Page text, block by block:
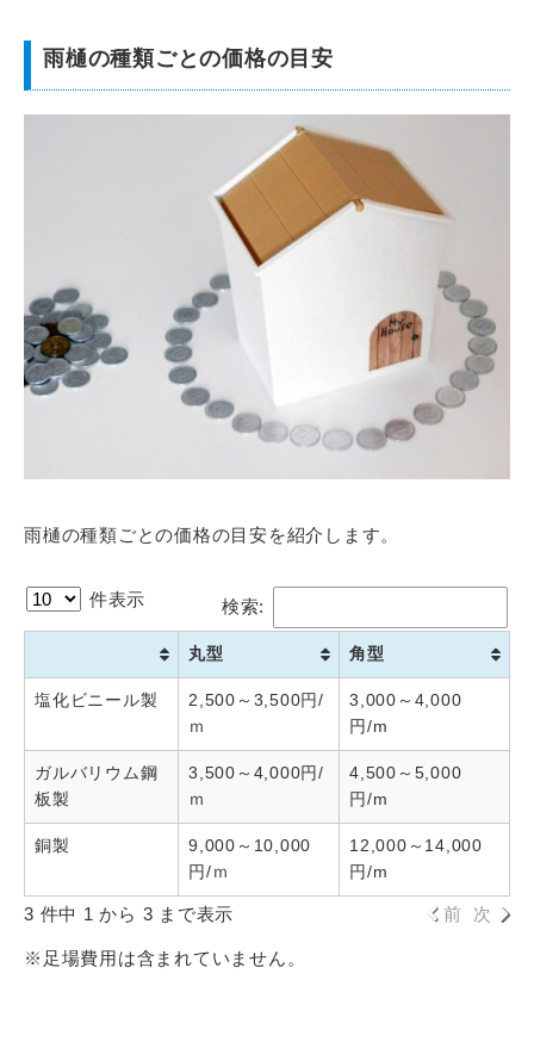
雨樋の種類ごとの価格の目安
雨樋の種類ごとの価格の目安を紹介します。
件表示 検索:
丸型 角型
塩化ビニール製
2,500～3,500円/
ｍ
3,000～4,000
円/m
ガルバリウム鋼
板製
3,500～4,000円/
ｍ
4,500～5,000
円/m
銅製
9,000～10,000
円/ｍ
12,000～14,000
円/m
3 件中 1 から 3 まで表示 前 次
※足場費用は含まれていません。